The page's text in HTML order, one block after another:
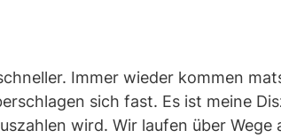
Immer wieder kommen
sich fast. Es ist meine
wird. Wir laufen über